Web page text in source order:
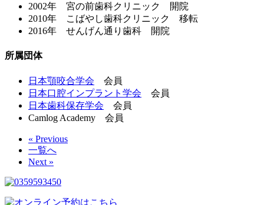
2002年 宮の前歯科クリニック 開院
2010年 こばやし歯科クリニック 移転
2016年 せんげん通り歯科 開院
所属団体
日本顎咬合学会 会員
日本口腔インプラント学会 会員
日本歯科保存学会 会員
Camlog Academy 会員
« Previous
一覧へ
Next »